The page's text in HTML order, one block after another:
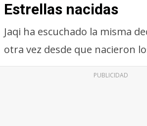
Estrellas nacidas
Jaqi ha escuchado la misma
otra vez desde que nacieron
PUBLICIDAD